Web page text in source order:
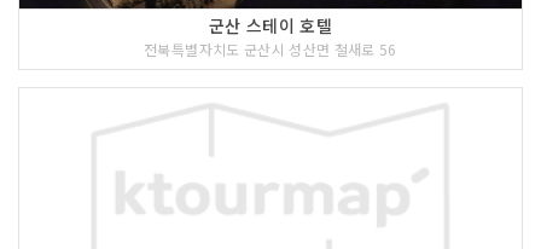
군산 스테이 호텔
전북특별자치도 군산시 성산면 철새로 56